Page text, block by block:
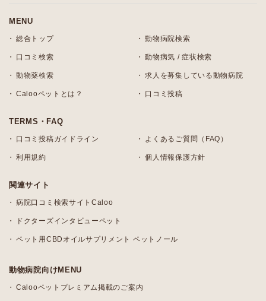
MENU
総合トップ 動物病院検索
口コミ検索 動物病気 / 症状検索
動物薬検索 求人を募集している動物病院
Calooペットとは？ 口コミ投稿
TERMS・FAQ
口コミ投稿ガイドライン よくあるご質問（FAQ）
利用規約 個人情報保護方針
関連サイト
病院口コミ検索サイトCaloo
ドクターズインタビューペット
ペット用CBDオイルサプリメント ペットノール
動物病院向けMENU
Calooペットプレミアム掲載のご案内